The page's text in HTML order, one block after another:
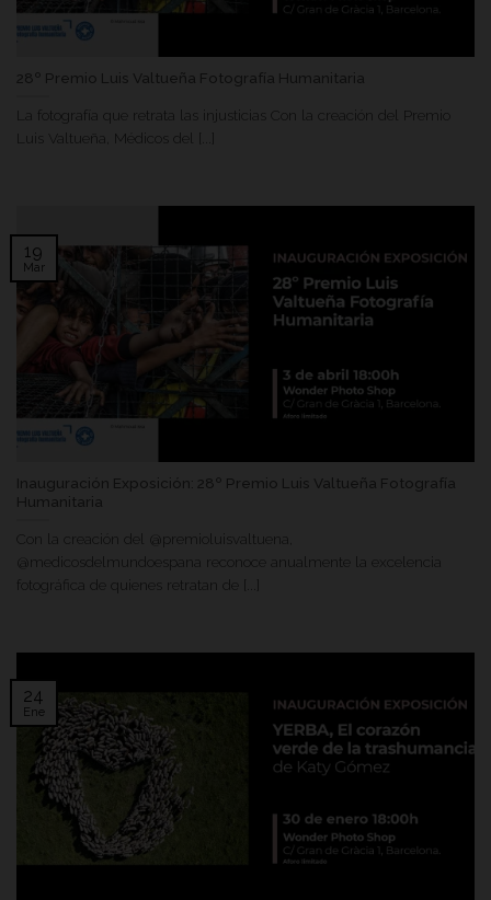
28º Premio Luis Valtueña Fotografía Humanitaria
La fotografía que retrata las injusticias Con la creación del Premio
Luis Valtueña, Médicos del [...]
Inauguración Exposición: 28º Premio Luis Valtueña Fotografía
Humanitaria
Con la creación del @premioluisvaltuena,
@medicosdelmundoespana reconoce anualmente la excelencia
fotográfica de quienes retratan de [...]
19
Mar
24
Ene